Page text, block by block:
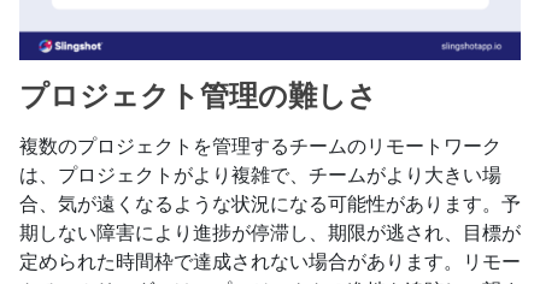
プロジェクト管理の難しさ
複数のプロジェクトを管理するチームのリモートワーク
は、プロジェクトがより複雑で、チームがより大きい場
合、気が遠くなるような状況になる可能性があります。予
期しない障害により進捗が停滞し、期限が逃され、目標が
定められた時間枠で達成されない場合があります。リモー